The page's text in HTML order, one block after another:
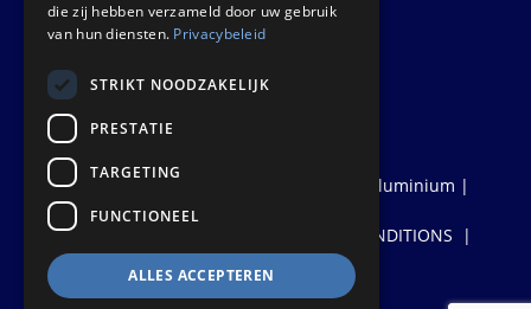
© 2026 Euralco Europe - The Power of Aluminium |
Privacyverklaring
&
AV
PRIVACY STATEMENT TERMS AND CONDITIONS |
DISCLAIMER & COPYRIGHT
die zij hebben verzameld door uw gebruik
van hun diensten. Privacybeleid
STRIKT NOODZAKELIJK
PRESTATIE
TARGETING
FUNCTIONEEL
ALLES ACCEPTEREN